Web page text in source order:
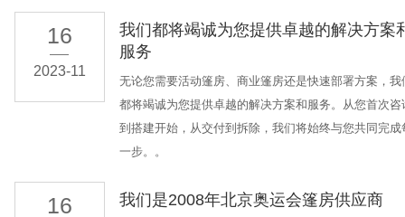
16
2023-11
我们都将竭诚为您提供卓越的解决方案
服务
无论您需要活动篷房、商业篷房还是快速部署方案，我
都将竭诚为您提供卓越的解决方案和服务。从您首次咨
到搭建开始，从交付到拆除，我们将始终与您共同完成
一步。。
16 我们是2008年北京奥运会篷房供应商